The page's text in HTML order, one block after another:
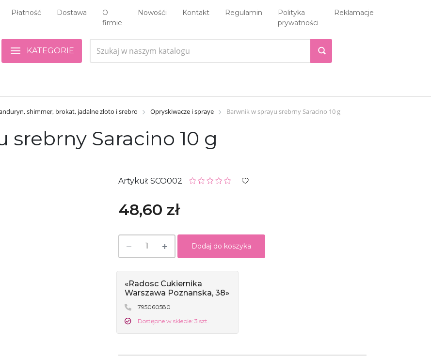
Płatność Dostawa
O
firmie
Nowośći Kontakt Regulamin
Polityka
prywatności
Reklamacje
KATEGORIE
shimmer, brokat, jadalne złoto i srebro Opryskiwacze i spraye Barwnik w sprayu srebrny Saracino 10 g
srebrny Saracino 10 g
Artykuł: SCO002
48,60 zł
Dodaj do koszyka
«Radosc Cukiernika
Warszawa Poznanska, 38»
795060580
Dostępne w sklepie: 3 szt.